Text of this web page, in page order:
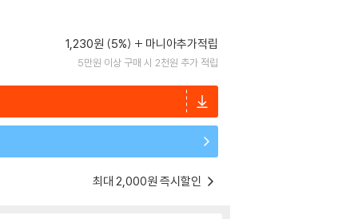
1,230원 (5%) 마니아추가적립
5만원 이상 구매 시 2천원 추가 적립
최대 2,000원 즉시할인